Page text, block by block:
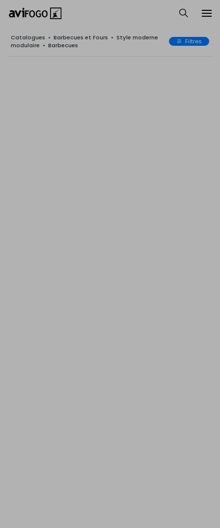
Catalogues • Barbecues et Fours • Style moderne
modulaire • Barbecues Filtres